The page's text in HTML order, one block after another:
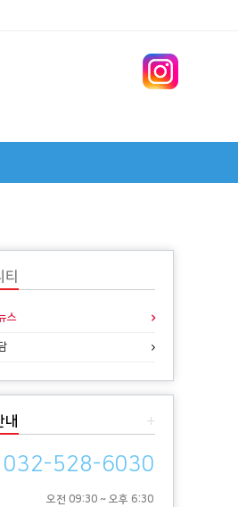
스
+
내
032-528-6030
오전 09:30 ~ 오후 6:30